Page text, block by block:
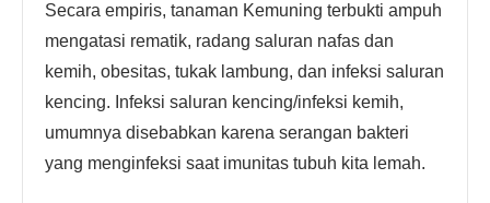
Secara empiris, tanaman Kemuning terbukti ampuh
mengatasi rematik, radang saluran nafas dan
kemih, obesitas, tukak lambung, dan infeksi saluran
kencing. Infeksi saluran kencing/infeksi kemih,
umumnya disebabkan karena serangan bakteri
yang menginfeksi saat imunitas tubuh kita lemah.